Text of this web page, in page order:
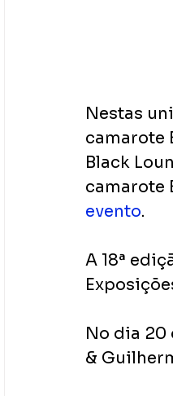
Nestas
camarote
Black
camarote
evento.
A 18ª
No dia 20
&